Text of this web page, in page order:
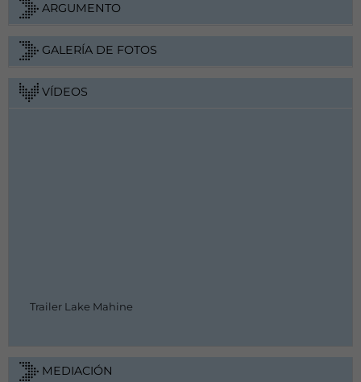
ARGUMENTO
GALERÍA DE FOTOS
VÍDEOS
Trailer Lake Mahine
MEDIACIÓN